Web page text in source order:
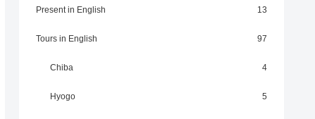
Present in English 13
Tours in English 97
Chiba 4
Hyogo 5